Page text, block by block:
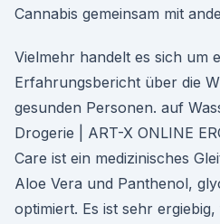
Cannabis gemeinsam mit
Vielmehr handelt es sich um
Erfahrungsbericht über die
gesunden Personen. auf
Drogerie | ART-X ONLINE
Care ist ein medizinisches
Aloe Vera und Panthenol,
optimiert. Es ist sehr